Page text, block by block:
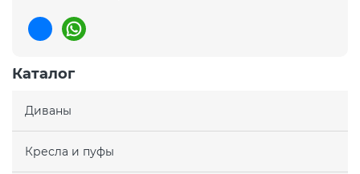
Каталог
Диваны
Кресла и пуфы